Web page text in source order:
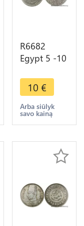
R6682
Egypt 5 -10
Hamid II
AH 1293
/20 1894 ->
Make offer
10 €
Arba siūlyk
savo kainą